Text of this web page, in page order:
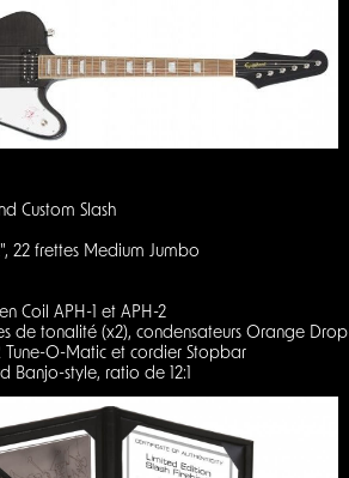
Custom Slash
22 frettes Medium Jumbo
Coil APH-1 et APH-2
de tonalité (x2), condensateurs Orange Drop
Tune-O-Matic et cordier Stopbar
Banjo-style, ratio de 12:1